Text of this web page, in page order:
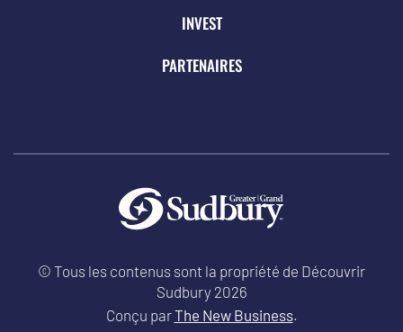
INVEST
PARTENAIRES
© Tous les contenus sont la propriété de Découvrir
Sudbury 2026
Conçu parThe New Business.